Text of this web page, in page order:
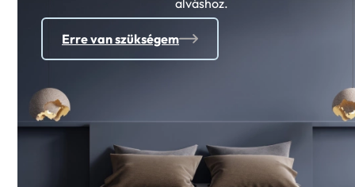
alváshoz.
Erre van szükségem